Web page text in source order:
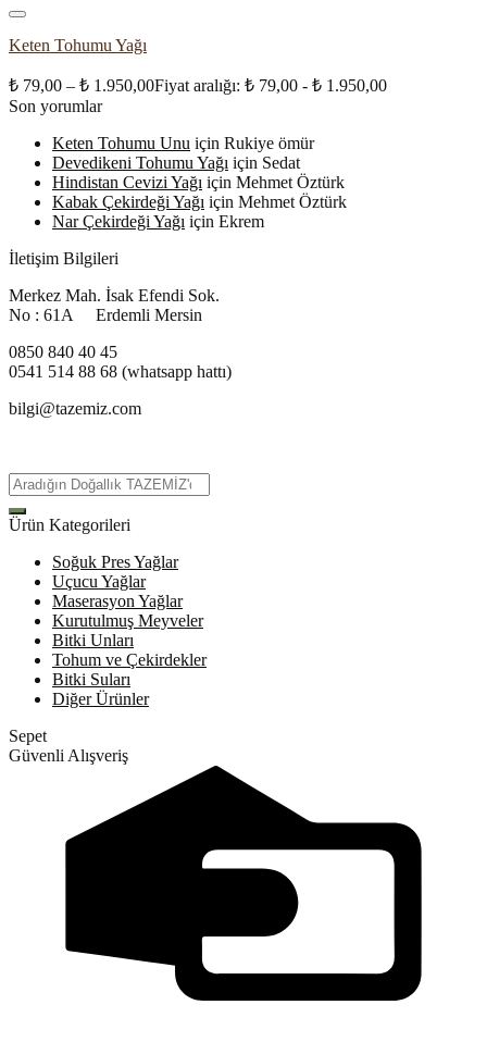
Keten Tohumu Yağı
₺ 79,00 – ₺ 1.950,00Fiyat aralığı: ₺ 79,00 - ₺ 1.950,00
Son yorumlar
Keten Tohumu Unu için Rukiye ömür
Devedikeni Tohumu Yağı için Sedat
Hindistan Cevizi Yağı için Mehmet Öztürk
Kabak Çekirdeği Yağı için Mehmet Öztürk
Nar Çekirdeği Yağı için Ekrem
İletişim Bilgileri
Merkez Mah. İsak Efendi Sok.
No : 61A Erdemli Mersin
0850 840 40 45
0541 514 88 68 (whatsapp hattı)
bilgi@tazemiz.com
Ürün Kategorileri
Soğuk Pres Yağlar
Uçucu Yağlar
Maserasyon Yağlar
Kurutulmuş Meyveler
Bitki Unları
Tohum ve Çekirdekler
Bitki Suları
Diğer Ürünler
Sepet
Güvenli Alışveriş